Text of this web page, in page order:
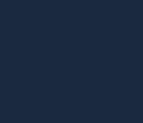
клавишные
ещё